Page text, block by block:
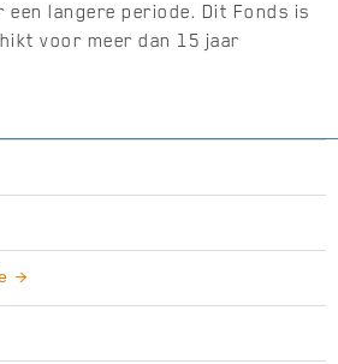
langere periode. Dit Fonds is
voor meer dan 15 jaar